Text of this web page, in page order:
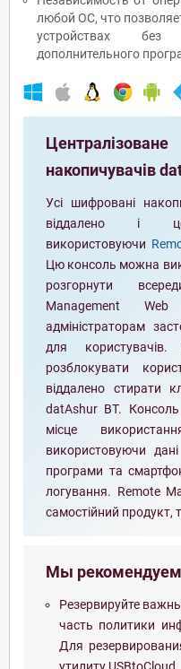
любой ОС, что
устройствах без
дополнительного
накопичувачів
Усі шифровані
віддалено і
використовуючи
Цю консоль можна
розгорнути
Management
адміністраторам
для
розблокувати
віддалено стирати
datAshur BT.
місце
використовуючи
програми та
логування. Remote
самостійний продукт,
Мы
Резервируйте
часть политики
Для